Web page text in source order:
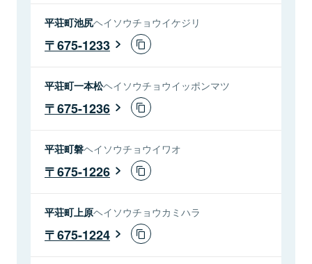
平荘町池尻ヘイソウチョウイケジリ
675-1233
平荘町一本松ヘイソウチョウイッポンマツ
675-1236
平荘町磐ヘイソウチョウイワオ
675-1226
平荘町上原ヘイソウチョウカミハラ
675-1224